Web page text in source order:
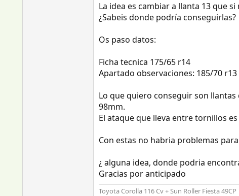
La idea es cambiar a llanta 13 que
¿Sabeis donde podría conseguirlas?
Os paso datos:
Ficha tecnica 175/65 r14
Apartado observaciones: 185/70 r13
Lo que quiero conseguir son
98mm.
El ataque que lleva entre tornillos
Con estas no habria problemas
¿ alguna idea, donde podria
Gracias por anticipado
Toyota Corolla 116 Cv + Sun Roller Fiesta 49CP